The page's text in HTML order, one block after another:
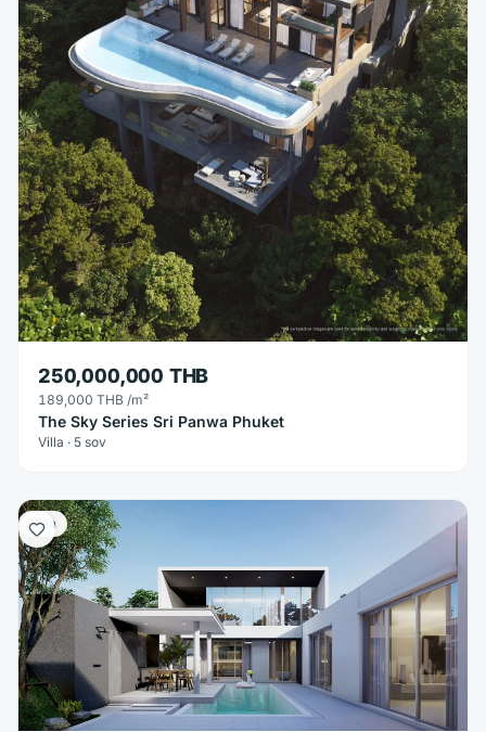
250,000,000 THB
189,000 THB /m²
The Sky Series Sri Panwa Phuket
Villa · 5 sov
Villa